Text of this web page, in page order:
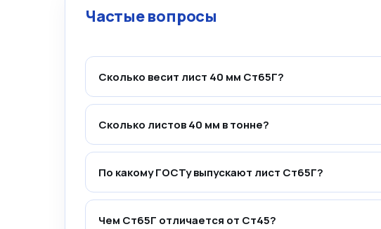
Частые вопросы
Сколько весит лист 40 мм Ст65Г?
Сколько листов 40 мм в тонне?
По какому ГОСТу выпускают лист Ст65Г?
Чем Ст65Г отличается от Ст45?